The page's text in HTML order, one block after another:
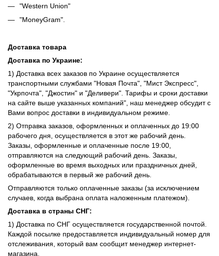
"Western Union"
"MoneyGram".
Доставка товара
Доставка по Украине:
1) Доставка всех заказов по Украине осуществляется
транспортными службами "Новая Почта", "Мист Экспресс",
"Укрпочта", "Джостин" и "Деливери". Тарифы и сроки доставки
на сайте выше указанных компаний", наш менеджер обсудит с
Вами вопрос доставки в индивидуальном режиме.
2) Отправка заказов, оформленных и оплаченных до 19:00
рабочего дня, осуществляется в этот же рабочий день.
Заказы, оформленные и оплаченные после 19:00,
отправляются на следующий рабочий день. Заказы,
оформленные во время выходных или праздничных дней,
обрабатываются в первый же рабочий день.
Отправляются только оплаченные заказы (за исключением
случаев, когда выбрана оплата наложенным платежом).
Доставка в страны СНГ:
1) Доставка по СНГ осуществляется государственной почтой.
Каждой посылке предоставляется индивидуальный номер для
отслеживания, который вам сообщит менеджер интернет-
магазина.